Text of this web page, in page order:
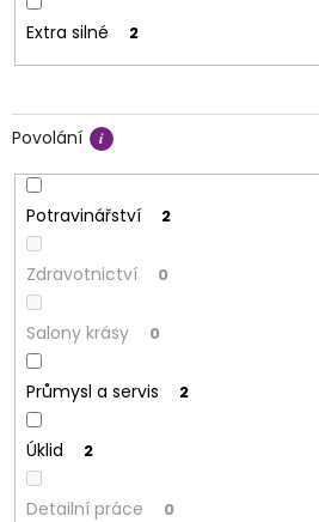
Extra silné 2
Povolání
Potravinářství 2
Zdravotnictví 0
Salony krásy 0
Průmysl a servis 2
Úklid 2
Detailní práce 0